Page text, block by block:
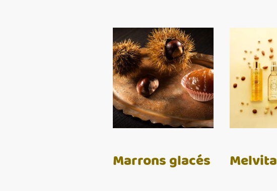
Marrons glacés Melvita